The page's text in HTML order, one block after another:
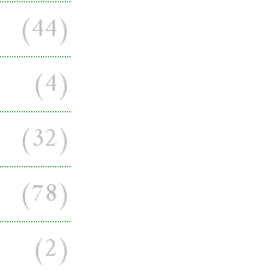
(44)
(4)
(32)
(78)
(2)